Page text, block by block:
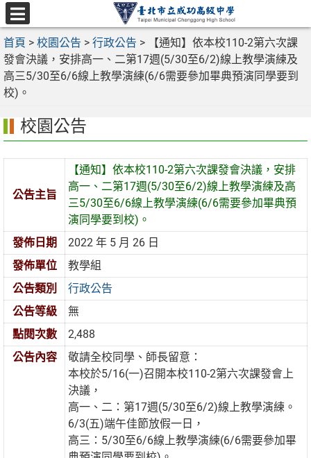
跳
至
主
要
內
容
選
單
首頁 > 校園公告 > 行政公告 >
【通知】依本校110-2第六次課
發會決議，安排高一、二第17週(5/30至6/2)線上教學演練及
高三5/30至6/6線上教學演練(6/6需要參加畢典預演同學要到
校)。
校園公告
公告主旨
【通知】依本校110-2第六次課發會決議，安排
高一、二第17週(5/30至6/2)線上教學演練及高
三5/30至6/6線上教學演練(6/6需要參加畢典預
演同學要到校)。
發佈日期
2022 年 5 月 26 日
發佈單位
教學組
公告類別
行政公告
公告等級
無
點閱次數
2,488
公告內容
敬請全校同學、師長留意：
本校於5/16(一)召開本校110-2第六次課發會上
決議，
高一、二：第17週(5/30至6/2)線上教學演練。
6/3(五)端午佳節放假一日，
高三：5/30至6/6線上教學演練(6/6需要參加畢